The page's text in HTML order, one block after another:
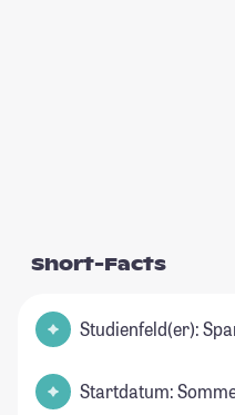
Short-Facts
Studienfeld(er):
Startdatum: